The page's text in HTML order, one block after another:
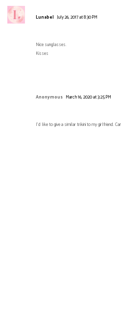
Lunabel July 26, 2017 at 8:30 PM
Nice sunglasses.
Kisses
Anonymous March 16, 2020 at 3:25 PM
I'd like to give a similar trikini to my girlfriend.